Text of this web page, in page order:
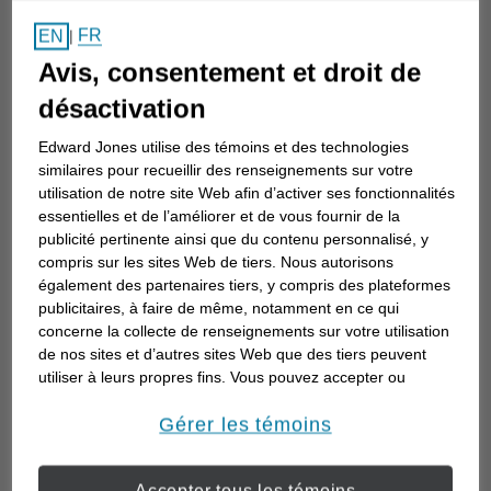
Comment choisir un
conseiller en investissement
Choisir un conseiller en investissement est
votre avenir. Voici comment commencer.
EN | FR
Avis, consentement et droit de
désactivation
Edward Jones utilise des témoins et des technologies
similaires pour recueillir des renseignements sur votre
utilisation de notre site Web afin d’activer ses fonctionnalités
essentielles et de l’améliorer et de vous fournir de la
publicité pertinente ainsi que du contenu personnalisé, y
compris sur les sites Web de tiers. Nous autorisons
également des partenaires tiers, y compris des plateformes
publicitaires, à faire de même, notamment en ce qui
concerne la collecte de renseignements sur votre utilisation
de nos sites et d’autres sites Web que des tiers peuvent
utiliser à leurs propres fins. Vous pouvez accepter ou
Pour en savoir plus sur la façon dont nous utilisons les
veuillez consulter notreDéclaration de confidentialité de
Gérer les témoins